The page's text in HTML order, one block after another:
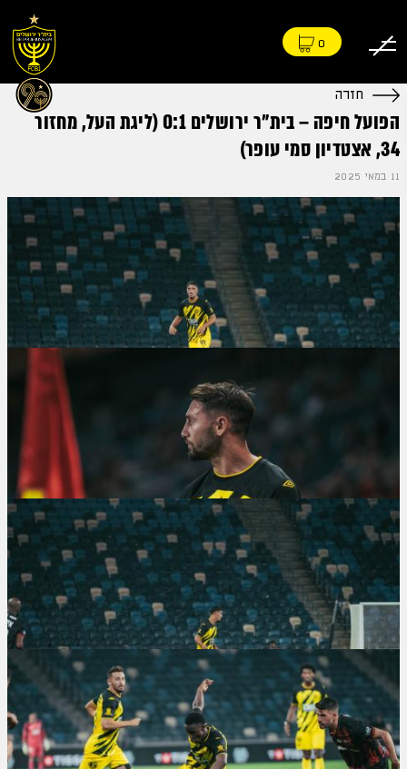
0
חזרה
הפועל חיפה – בית״ר ירושלים 0:1 (ליגת העל, מחזור
34, אצטדיון סמי עופר)
11 במאי 2025